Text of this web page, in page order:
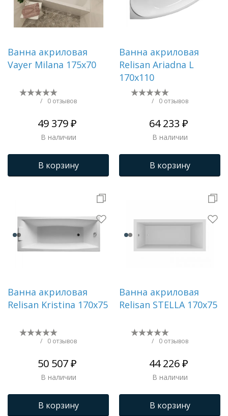
Ванна акриловая
Vayer Milana 175x70
/ 0 отзывов
49 379 ₽
В наличии
В корзину
Ванна акриловая
Relisan Ariadna L
170x110
/ 0 отзывов
64 233 ₽
В наличии
В корзину
Ванна акриловая
Relisan Kristina 170х75
/ 0 отзывов
50 507 ₽
В наличии
В корзину
Ванна акриловая
Relisan STELLA 170х75
/ 0 отзывов
44 226 ₽
В наличии
В корзину